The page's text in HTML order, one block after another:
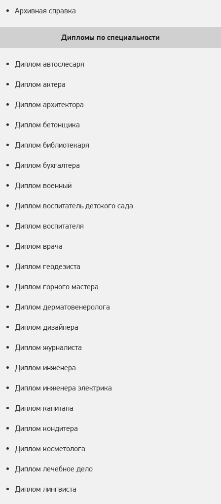
Архивная справка
Дипломы по специальности
Диплом автослесаря
Диплом актера
Диплом архитектора
Диплом бетонщика
Диплом библиотекаря
Диплом бухгалтера
Диплом военный
Диплом воспитатель детского сада
Диплом воспитателя
Диплом врача
Диплом геодезиста
Диплом горного мастера
Диплом дерматовенеролога
Диплом дизайнера
Диплом журналиста
Диплом инженера
Диплом инженера электрика
Диплом капитана
Диплом кондитера
Диплом косметолога
Диплом лечебное дело
Диплом лингвиста